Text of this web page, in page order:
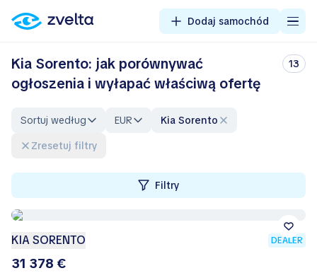
Dodaj samochód
Kia Sorento: jak porównywać
ogłoszenia i wyłapać właściwą ofertę
13
Sortuj według EUR
Kia Sorento
Zresetuj filtry
Filtry
KIA SORENTO DEALER
31 378 €